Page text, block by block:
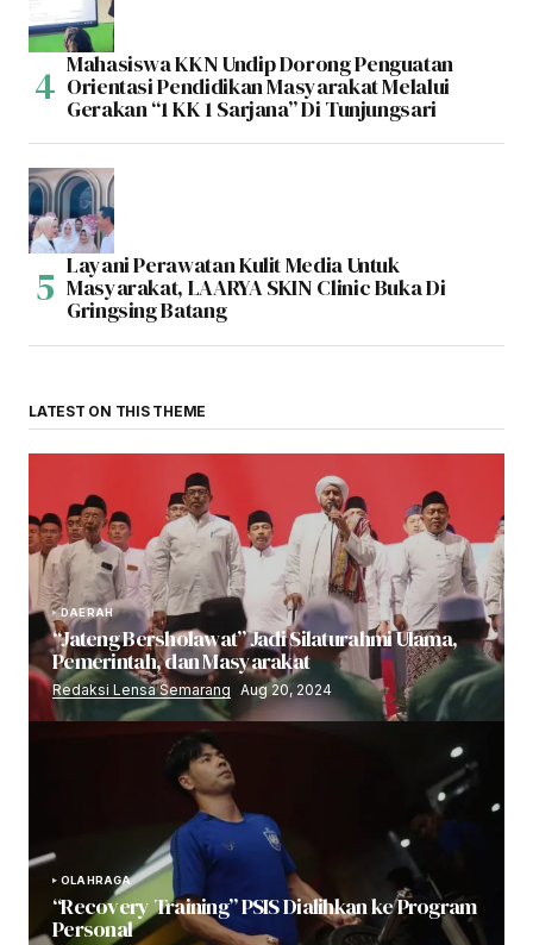
Mahasiswa KKN Undip Dorong Penguatan
Orientasi Pendidikan Masyarakat Melalui
Gerakan “1 KK 1 Sarjana” Di Tunjungsari
Layani Perawatan Kulit Media Untuk
Masyarakat, LAARYA SKIN Clinic Buka Di
Gringsing Batang
LATEST ON THIS THEME
DAERAH
“Jateng Bersholawat” Jadi Silaturahmi Ulama,
Pemerintah, dan Masyarakat
Redaksi Lensa Semarang Aug 20, 2024
OLAHRAGA
“Recovery Training” PSIS Dialihkan ke Program
Personal